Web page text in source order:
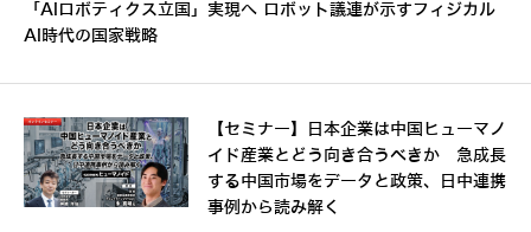
「AIロボティクス立国」実現へ ロボット議連が示すフィジカル
AI時代の国家戦略
【セミナー】日本企業は中国ヒューマノ
イド産業とどう向き合うべきか 急成長
する中国市場をデータと政策、日中連携
事例から読み解く